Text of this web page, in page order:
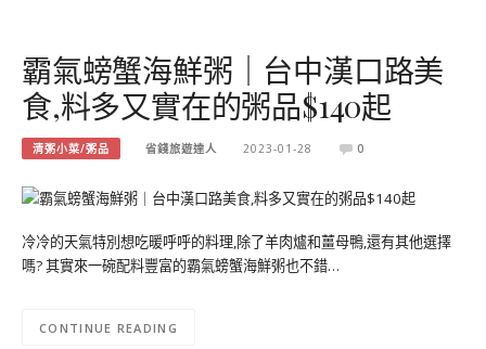
霸氣螃蟹海鮮粥｜台中漢口路美
食,料多又實在的粥品$140起
清粥小菜/粥品 省錢旅遊達人 2023-01-28 0
冷冷的天氣特別想吃暖呼呼的料理,除了羊肉爐和薑母鴨,還有其他選擇
嗎? 其實來一碗配料豐富的霸氣螃蟹海鮮粥也不錯…
CONTINUE READING